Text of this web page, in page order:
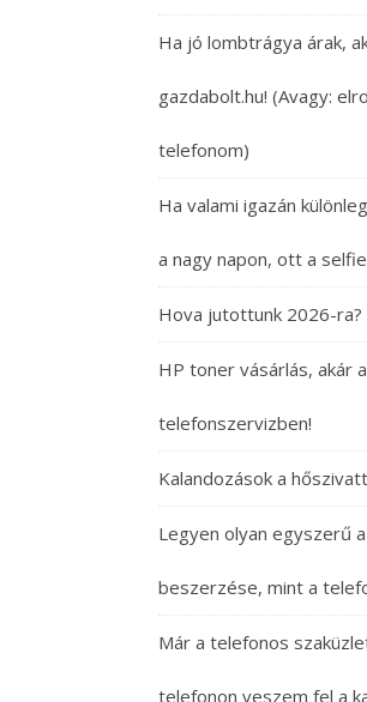
Ha jó lombtrágya árak,
gazdabolt.hu! (Avagy:
telefonom)
Ha valami igazán
a nagy napon, ott a
Hova jutottunk 2026-ra?
HP toner vásárlás, akár a
telefonszervizben!
Kalandozások a
Legyen olyan egyszerű
beszerzése, mint a
Már a telefonos
telefonon veszem fel a